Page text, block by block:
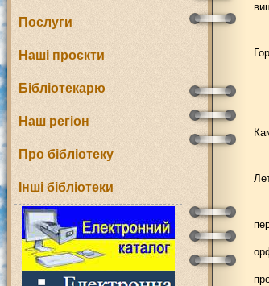
Послуги
Наші проєкти
Бібліотекарю
Наш регіон
Про бібліотеку
Інші бібліотеки